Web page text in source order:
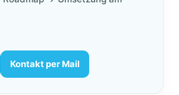
Kontakt per Mail